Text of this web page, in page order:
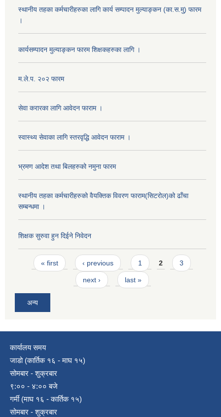
स्थानीय तहका कर्मचारीहरुका लागि कार्य सम्पादन मुल्याङ्कन (का.स.मु) फारम
।
कार्यसम्पादन मुल्याङ्कन फारम शिक्षकहरुका लागि ।
म.ले.प. २०२ फारम
सेवा करारका लागि आवेदन फाराम ।
स्वास्थ्य सेवाका लागि स्तरवृद्धि आवेदन फाराम ।
भ्रमण आदेश तथा बिलहरुको नमुना फारम
स्थानीय तहका कर्मचारीहरुको वैयक्तिक विवरण फाराम(सिटरोल)को ढाँचा
सम्बन्धमा ।
शिक्षक सुरुवा हुन दिईने निवेदन
Pages
« first ‹ previous 1 2 3
next › last »
अन्य
कार्यालय समय
जाडो (कार्तिक १६ - माघ १५)
सोमबार - शुक्रबार
९:०० - ४:०० बजे
गर्मी (माघ १६ - कार्तिक १५)
सोमबार - शुक्रबार